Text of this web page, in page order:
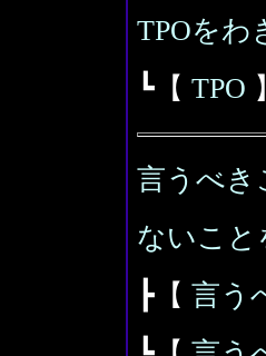
TPOをわ
┗【 TPO 】
言うべき
ないこと
┣【 言う